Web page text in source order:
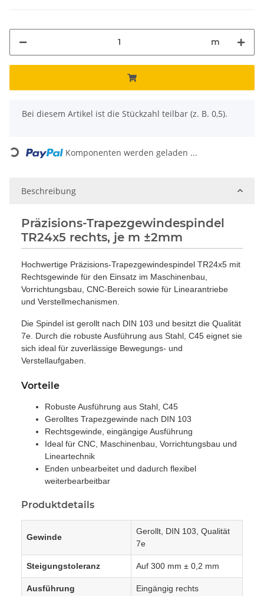
m
x
Bei diesem Artikel ist die Stückzahl teilbar (z. B. 0,5).
Loading... Komponenten werden geladen ...
Beschreibung
Präzisions-Trapezgewindespindel
TR24x5 rechts, je m ±2mm
Hochwertige Präzisions-Trapezgewindespindel TR24x5 mit
Rechtsgewinde für den Einsatz im Maschinenbau,
Vorrichtungsbau, CNC-Bereich sowie für Linearantriebe
und Verstellmechanismen.
Die Spindel ist gerollt nach DIN 103 und besitzt die Qualität
7e. Durch die robuste Ausführung aus Stahl, C45 eignet sie
sich ideal für zuverlässige Bewegungs- und
Verstellaufgaben.
Vorteile
Robuste Ausführung aus Stahl, C45
Gerolltes Trapezgewinde nach DIN 103
Rechtsgewinde, eingängige Ausführung
Ideal für CNC, Maschinenbau, Vorrichtungsbau und
Lineartechnik
Enden unbearbeitet und dadurch flexibel
weiterbearbeitbar
Produktdetails
Gewinde
Gerollt, DIN 103, Qualität
7e
Steigungstoleranz Auf 300 mm ± 0,2 mm
Ausführung Eingängig rechts